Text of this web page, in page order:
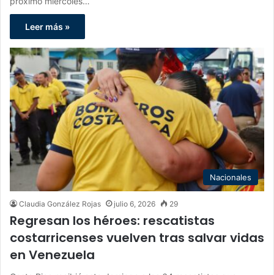
Leer más »
Nacionales
Claudia González Rojas julio 6, 2026 29
Regresan los héroes: rescatistas
costarricenses vuelven tras salvar vidas
en Venezuela